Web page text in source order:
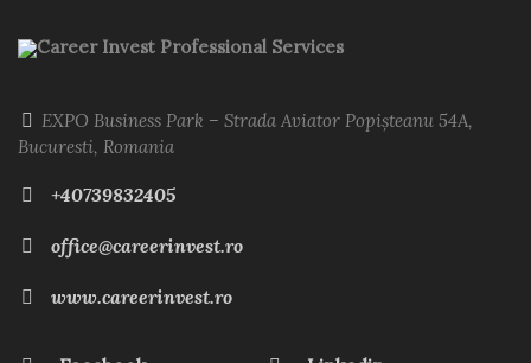
Career Invest Professional Services
EXPO Business Park – Strada Aviator Popișteanu 54A,
Bucuresti, Romania
+40739832405
office@careerinvest.ro
www.careerinvest.ro